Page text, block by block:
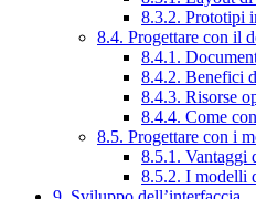
8.3.2. Prototipi
8.4. Progettare con il
8.4.1.
8.4.2. Benefici
8.4.3. Risorse
8.4.4. Come
8.5. Progettare con i
8.5.1. Vantaggi
8.5.2. I modelli